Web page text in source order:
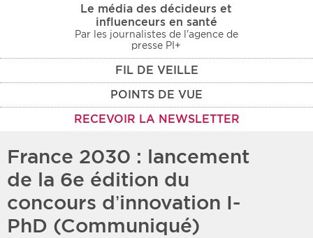
Le média des décideurs et
influenceurs en santé
Par les journalistes de l'agence de
presse PI+
FIL DE VEILLE
POINTS DE VUE
RECEVOIR LA NEWSLETTER
Recherche par mots clés
Protection sociale
Médico-social
Zone géographique
Choisir une date de débutChoisir une date de finChronologique
France 2030 : lancement
de la 6e édition du
concours d’innovation I-
PhD (Communiqué)